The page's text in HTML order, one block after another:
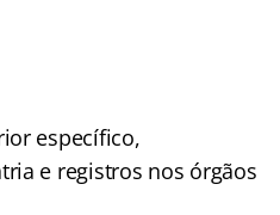
específico,
e registros nos órgãos